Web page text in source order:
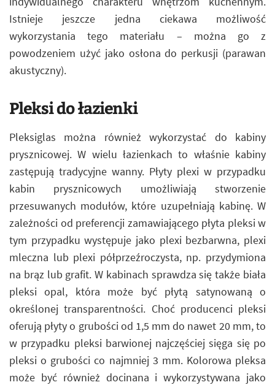
Istnieje jeszcze jedna ciekawa możliwość
wykorzystania tego materiału – można go z
powodzeniem użyć jako osłona do perkusji (parawan
akustyczny).
Pleksi do łazienki
Pleksiglas można również wykorzystać do kabiny
prysznicowej. W wielu łazienkach to właśnie kabiny
zastępują tradycyjne wanny. Płyty plexi w przypadku
kabin prysznicowych umożliwiają stworzenie
przesuwanych modułów, które uzupełniają kabinę. W
zależności od preferencji zamawiającego płyta pleksi w
tym przypadku występuje jako plexi bezbarwna, plexi
mleczna lub plexi półprzeźroczysta, np. przydymiona
na brąz lub grafit. W kabinach sprawdza się także biała
pleksi opal, która może być płytą satynowaną o
określonej transparentności. Choć producenci pleksi
oferują płyty o grubości od 1,5 mm do nawet 20 mm, to
w przypadku pleksi barwionej najczęściej sięga się po
pleksi o grubości co najmniej 3 mm. Kolorowa pleksa
może być również docinana i wykorzystywana jako